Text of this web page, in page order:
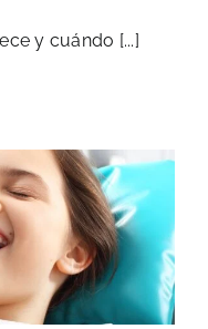
y cuándo [...]